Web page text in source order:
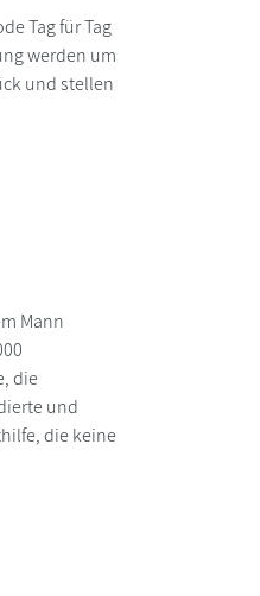
Tag für Tag
werden um
und stellen
Mann
die
und
die keine